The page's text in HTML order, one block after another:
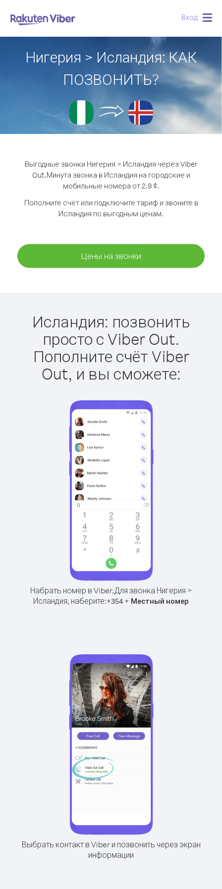
Вход
Нигерия > Исландия: КАК
ПОЗВОНИТЬ?
Выгодные звонки Нигерия > Исландия через Viber
Out.Минута звонка в Исландия на городские и
мобильные номера от 2.9 ¢.
Пополните счёт или подключите тариф и звоните в
Исландия по выгодным ценам.
Цены на звонки
Исландия: позвонить
просто с Viber Out.
Пополните счёт Viber
Out, и вы сможете:
Набрать номер в Viber.Для звонка Нигерия >
Исландия, наберите:+354 + Местный номер
Выбрать контакт в Viber и позвонить через экран
информации